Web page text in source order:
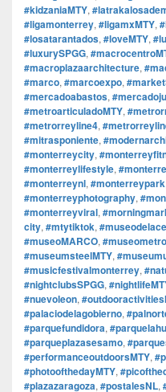
#kidzaniaMTY,
#ligamonterrey, #ligamxMTY,
#losatarantados, #loveMTY,
#luxurySPGG,
#macroplazaarchitecture,
#marco, #marcoexpo,
#mercadoabastos,
#metroarticuladoMTY,
#metrorreyline4,
#mitrasponiente,
#monterreycity,
#monterreylifestyle,
#monterreynl, #monterreypark
#monterreyphotography,
#monterreyviral,
city, #mtytiktok,
#museoMARCO,
#museumsteelMTY,
#musicfestivalmonterrey,
#nightclubsSPGG,
#nuevoleon,
#palaciodelagobierno,
#parquefundidora,
#parqueplazasesamo,
#performanceoutdoorsMTY,
#photoofthedayMTY,
#plazazaragoza, #postalesNL,